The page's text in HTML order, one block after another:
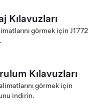
- Avrupa
- Avrupa (Türkçe)
- Avrupa
- Orta Doğu
- Avrupa (Italiano)
- Avrupa
- Avrupa (Polski)
- Avrupa (Suomi)
- Avrupa
- Japonya
- Japonya (日本)
- Kore (한국어)
- Tayvan (English)
- Tayvan (台灣)
(parça numarası -
- Avustralya
- Çin (中文)
- Hong Kong (繁體
(parça numarası -
Kılavuzları
görmek için J1772
Kılavuzu (English)‎
Kılavuzu (Français)‎
(English)
Kılavuzları
görmek için
indirin.